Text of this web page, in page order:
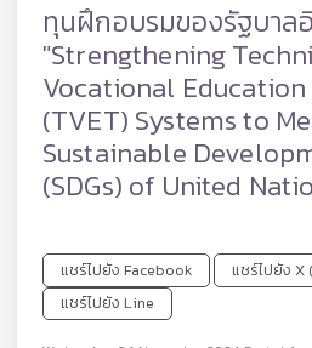
ทุนฝึกอบรมของรัฐบาล
"Strengthening
Vocational
(TVET) Systems to
Sustainable
(SDGs) of United
แชร์ไปยัง Facebook
แชร์ไปยัง X
แชร์ไปยัง Line